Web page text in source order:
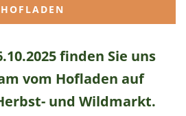
HOFLADEN
finden Sie uns
vom Hofladen auf
und Wildmarkt.